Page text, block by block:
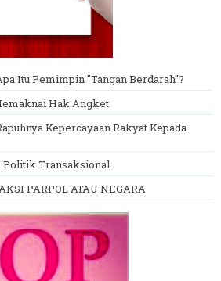
Itu Pemimpin "Tangan Berdarah"?
Hak Angket
Kepercayaan Rakyat Kepada
Transaksional
PARPOL ATAU NEGARA